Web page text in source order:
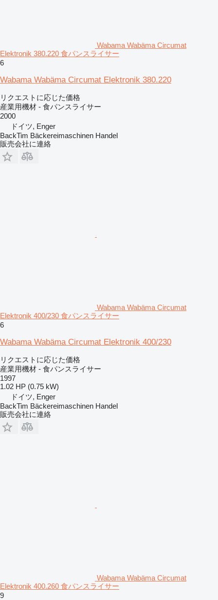
Wabama Wabäma Circumat
Elektronik 380.220 食パンスライサー
6
Wabama Wabäma Circumat Elektronik 380.220
リクエストに応じた価格
産業用機材 - 食パンスライサー
2000
ドイツ, Enger
BackTim Bäckereimaschinen Handel
販売会社に連絡
Wabama Wabäma Circumat
Elektronik 400/230 食パンスライサー
6
Wabama Wabäma Circumat Elektronik 400/230
リクエストに応じた価格
産業用機材 - 食パンスライサー
1997
1.02 HP (0.75 kW)
ドイツ, Enger
BackTim Bäckereimaschinen Handel
販売会社に連絡
Wabama Wabäma Circumat
Elektronik 400.260 食パンスライサー
9